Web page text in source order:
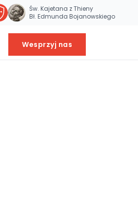
Św. Kajetana z Thieny
Bł. Edmunda Bojanowskiego
Wesprzyj nas